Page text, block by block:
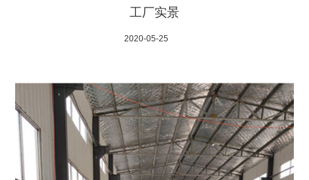
工厂实景
2020-05-25